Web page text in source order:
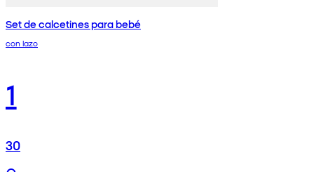
Set de calcetines para bebé
con lazo
1
30